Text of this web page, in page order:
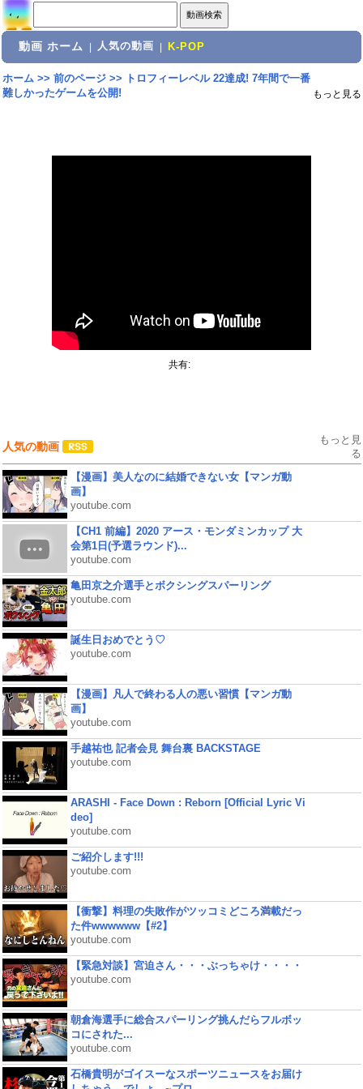
動画 ホーム 人気の動画 K-POP
ホーム>> 前のページ>>
トロフィーレベル 22達成! 7年間で一番
難しかったゲームを公開!
もっと見る
共有:
人気の動画
もっと見
る
【漫画】美人なのに結婚できない女【マンガ動
画】
youtube.com
【CH1 前編】2020 アース・モンダミンカップ 大
会第1日(予選ラウンド)...
youtube.com
亀田京之介選手とボクシングスパーリング
youtube.com
誕生日おめでとう♡
youtube.com
【漫画】凡人で終わる人の悪い習慣【マンガ動
画】
youtube.com
手越祐也 記者会見 舞台裏 BACKSTAGE
youtube.com
ARASHI - Face Down : Reborn [Official Lyric Vi
deo]
youtube.com
ご紹介します!!!
youtube.com
【衝撃】料理の失敗作がツッコミどころ満載だっ
た件wwwwww【#2】
youtube.com
【緊急対談】宮迫さん・・・ぶっちゃけ・・・・
youtube.com
朝倉海選手に総合スパーリング挑んだらフルボッ
コにされた...
youtube.com
石橋貴明がゴイスーなスポーツニュースをお届け